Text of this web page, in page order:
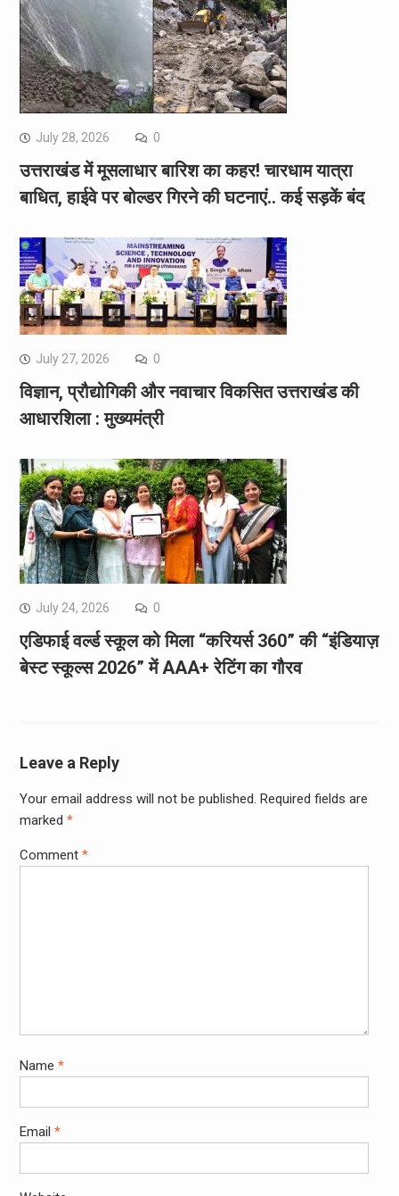
July 28, 2026 0
उत्तराखंड में मूसलाधार बारिश का कहर! चारधाम यात्रा
बाधित, हाईवे पर बोल्डर गिरने की घटनाएं.. कई सड़कें बंद
July 27, 2026 0
विज्ञान, प्रौद्योगिकी और नवाचार विकसित उत्तराखंड की
आधारशिला : मुख्यमंत्री
July 24, 2026 0
एडिफाई वर्ल्ड स्कूल को मिला “करियर्स 360” की “इंडियाज़
बेस्ट स्कूल्स 2026” में AAA+ रेटिंग का गौरव
Leave a Reply
Your email address will not be published. Required fields are
marked *
Comment *
Name *
Email *